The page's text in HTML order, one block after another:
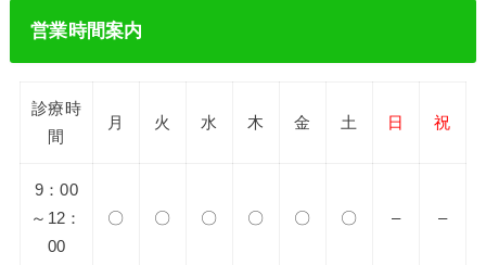
営業時間案内
診療時
間
月 火 水 木 金 土 日 祝
9：00
～12：
00
〇 〇 〇 〇 〇 〇 – –